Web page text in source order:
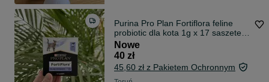
Purina Pro Plan Fortiflora feline
probiotic dla kota 1g x 17 saszetek
proszek
Nowe
40 zł
45,60 zł z Pakietem Ochronnym